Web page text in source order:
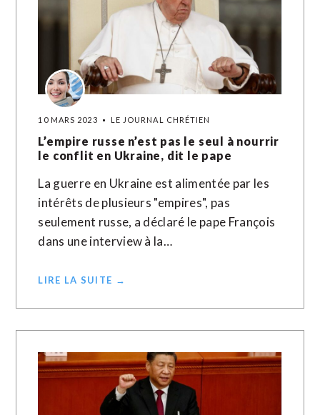
10 MARS 2023 LE JOURNAL CHRÉTIEN
L’empire russe n’est pas le seul à nourrir
le conflit en Ukraine, dit le pape
La guerre en Ukraine est alimentée par les
intérêts de plusieurs "empires", pas
seulement russe, a déclaré le pape François
dans une interview à la…
LIRE LA SUITE →